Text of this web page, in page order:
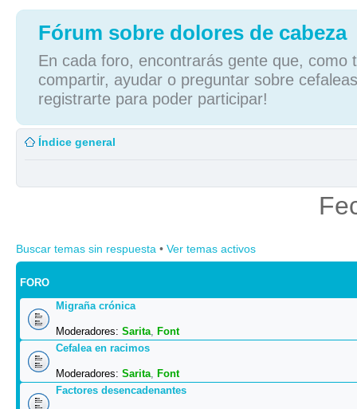
Fórum sobre dolores de cabeza
En cada foro, encontrarás gente que, como
compartir, ayudar o preguntar sobre
registrarte para poder participar!
Índice general
Buscar temas sin respuesta • Ver temas activos
FORO
Migraña crónica
Moderadores: Sarita, Font
Cefalea en racimos
Moderadores: Sarita, Font
Factores desencadenantes